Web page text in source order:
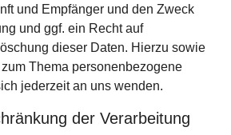
und Empfänger und den Zweck
und ggf. ein Recht auf
dieser Daten. Hierzu sowie
Thema personenbezogene
jederzeit an uns wenden.
der Verarbeitung